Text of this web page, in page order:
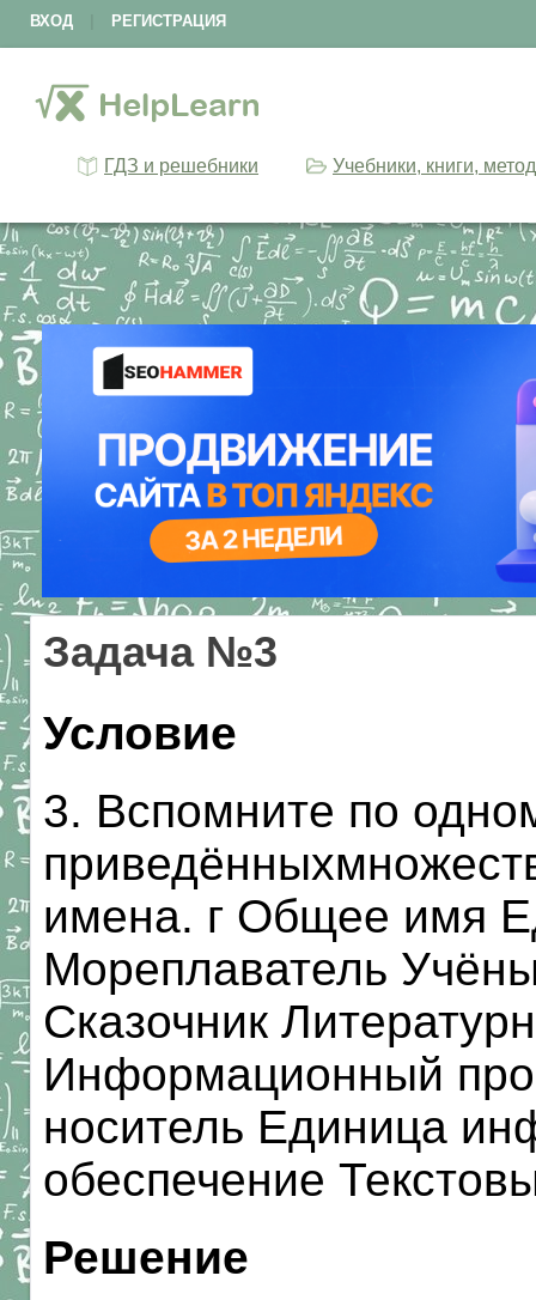
ВХОД РЕГИСТРАЦИЯ
ГДЗ и решебники Учебники, книги,
Задача №3
Условие
3. Вспомните по
имена. г Общее имя
Мореплаватель
Сказочник
Информационный
носитель Единица
обеспечение
Решение